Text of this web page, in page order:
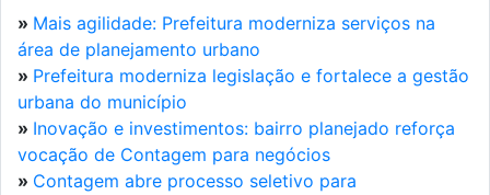
» Mais agilidade: Prefeitura moderniza serviços na
área de planejamento urbano
» Prefeitura moderniza legislação e fortalece a gestão
urbana do município
» Inovação e investimentos: bairro planejado reforça
vocação de Contagem para negócios
» Contagem abre processo seletivo para